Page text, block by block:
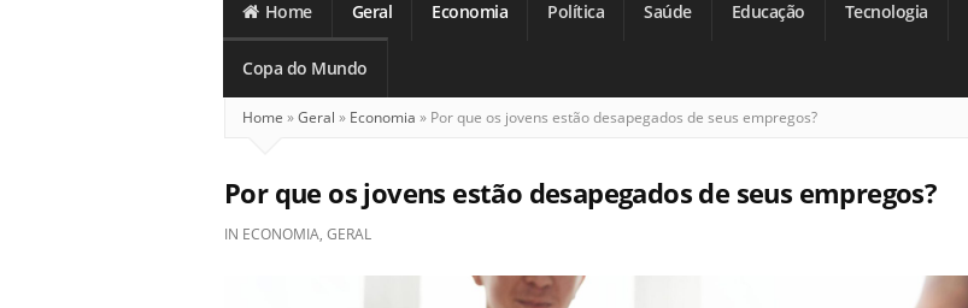
Home Geral Economia Política Saúde Educação Tecnologia
Copa do Mundo
Home »Geral » Economia » Por que os jovens estão desapegados de seus empregos?
Por que os jovens estão desapegados de seus empregos?
IN ECONOMIA, GERAL